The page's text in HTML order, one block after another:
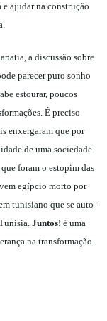
ajudar na construção
a discussão sobre
parecer puro sonho
estourar, poucos
É preciso
enxergaram que por
de uma sociedade
foram o estopim das
egípcio morto por
tunisiano que se auto-
Juntos! é uma
na transformação.